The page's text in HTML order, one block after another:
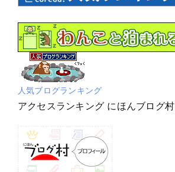
人気ブログランキング
アクセスランキング にほんブログ村